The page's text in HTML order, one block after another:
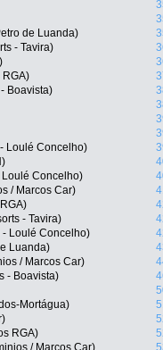
de Luanda)
- Tavira)
RGA)
Boavista)
Loulé Concelho)
Loulé Concelho)
/ Marcos Car)
- Tavira)
- Loulé Concelho)
Luanda)
/ Marcos Car)
- Boavista)
Mortágua)
RGA)